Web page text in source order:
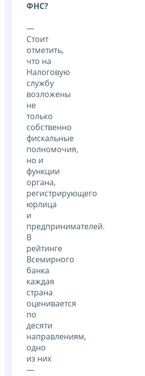
ФНС?
—
Стоит
отметить,
что на
Налоговую
службу
возложены
не
только
собственно
фискальные
полномочия,
но и
функции
органа,
регистрирующего
юрлица
и
предпринимателей.
В
рейтинге
Всемирного
банка
каждая
страна
оценивается
по
десяти
направлениям,
одно
из них
—